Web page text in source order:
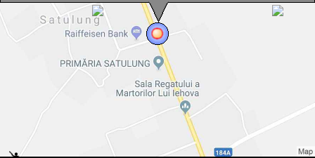
Satulung , Foto: WR